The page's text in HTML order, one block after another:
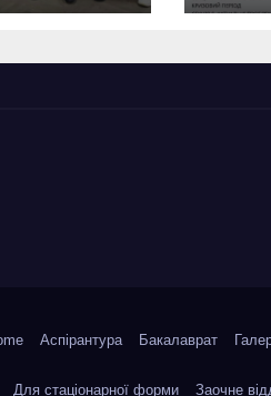
Аспірантура Бакалаврат
Для стаціонарної форми Заочне